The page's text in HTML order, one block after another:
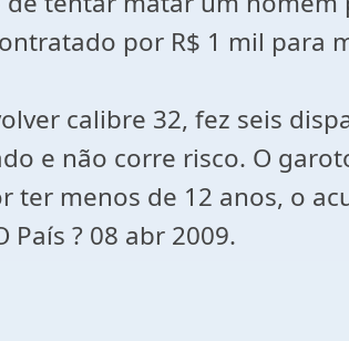
por R$ 1 mil para
calibre 32, fez seis
e não corre risco. O
menos de 12 anos, o
País ? 08 abr 2009.